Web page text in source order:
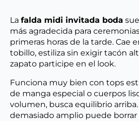
La falda midi invitada boda
más agradecida para
primeras horas de la tarde. Cae
tobillo, estiliza sin exigir tacón
zapato participe en el look.
Funciona muy bien con tops
de manga especial o cuerpos
volumen, busca equilibrio
demasiado amplio puede borrar